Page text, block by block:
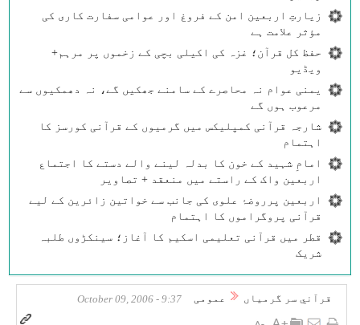
زیارتِ اربعین امن کے فروغ اور عوامی سفارت کاری کی
مؤثر علامت ہے
حفظ کل قرآن؛ غزہ کی اکیلی بچی کے زخموں پر مرہم+
ویڈیو
یمنی عوام نہ محاصرے کے سامنے جھکیں گے، نہ دھمکیوں سے
مرعوب ہوں گے
شارجہ قرآنی کمپلیکس میں گرمیوں کے قرآنی کورسز کا
اہتمام
امامِ شہید کے خون کا بدلہ لینے والے دستے کا اجتماع
اربعین واک کے راستے میں منعقد + تصاویر
اربعین پرروضۂ علوی کی جانب سے خواتین زائرین کے لیے
قرآنی پروگراموں کا اہتمام
قطر میں قرآنی تعلیمی اسکیم کا آغاز؛ سینکڑوں طلبہ
شریک
قرآني سر گرمياں عمومی 9:37 - October 09, 2006